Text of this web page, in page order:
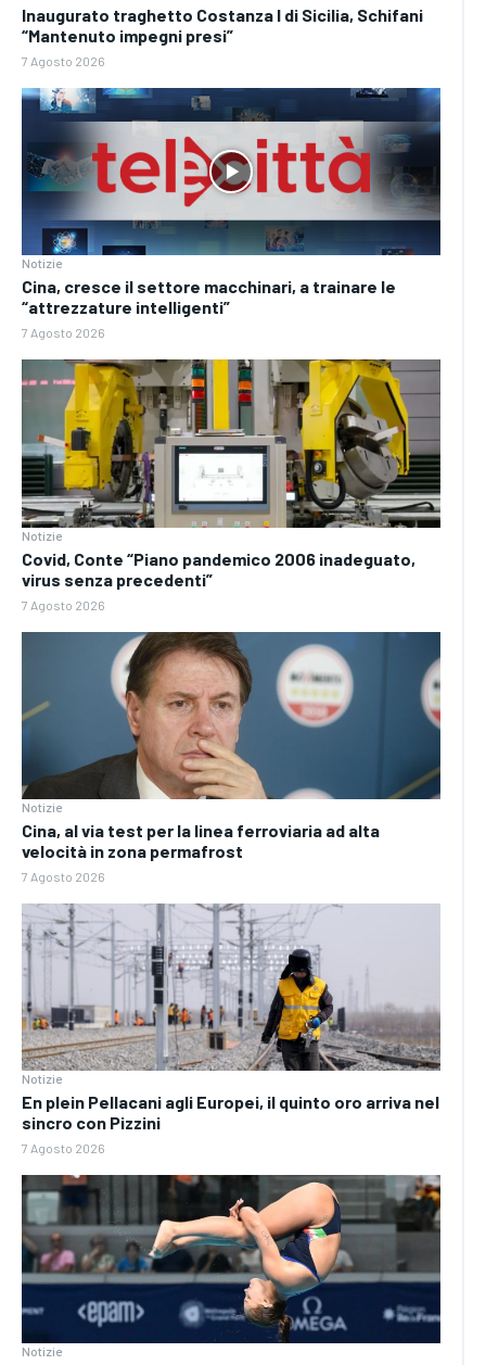
Inaugurato traghetto Costanza I di Sicilia, Schifani
“Mantenuto impegni presi”
7 Agosto 2026
Notizie
Cina, cresce il settore macchinari, a trainare le
“attrezzature intelligenti”
7 Agosto 2026
Notizie
Covid, Conte “Piano pandemico 2006 inadeguato,
virus senza precedenti”
7 Agosto 2026
Notizie
Cina, al via test per la linea ferroviaria ad alta
velocità in zona permafrost
7 Agosto 2026
Notizie
En plein Pellacani agli Europei, il quinto oro arriva nel
sincro con Pizzini
7 Agosto 2026
Notizie